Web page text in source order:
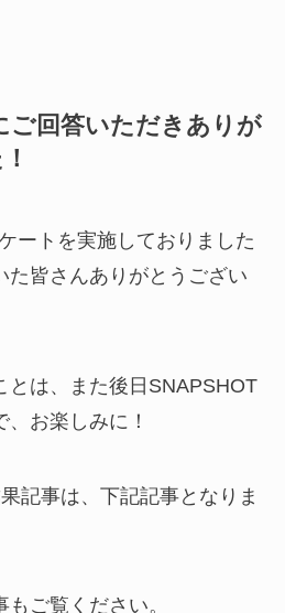
ご回答いただきありが
ートを実施しておりました
た皆さんありがとうござい
とは、また後日SNAPSHOT
、お楽しみに！
記事は、下記記事となりま
ご覧ください。